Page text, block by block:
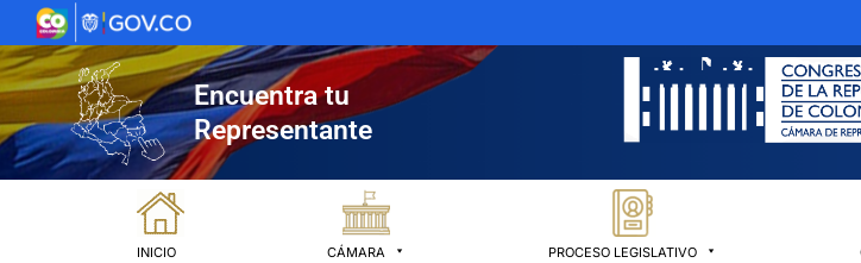
al
contenido
Encuentra tu
Representante
INICIO CÁMARA PROCESO LEGISLATIVO